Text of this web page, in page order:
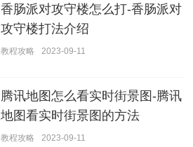
香肠派对攻守楼怎么打-香肠派对
攻守楼打法介绍
教程攻略 2023-09-11
腾讯地图怎么看实时街景图-腾讯
地图看实时街景图的方法
教程攻略 2023-09-11